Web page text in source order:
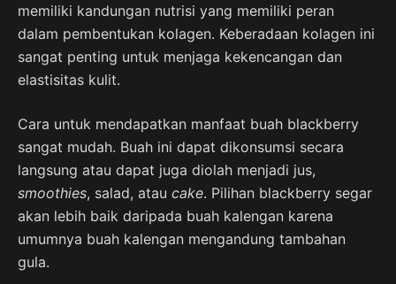
memiliki kandungan nutrisi yang memiliki peran
dalam pembentukan kolagen. Keberadaan kolagen ini
sangat penting untuk menjaga kekencangan dan
elastisitas kulit.
Cara untuk mendapatkan manfaat buah blackberry
sangat mudah. Buah ini dapat dikonsumsi secara
langsung atau dapat juga diolah menjadi jus,
smoothies, salad, atau cake. Pilihan blackberry segar
akan lebih baik daripada buah kalengan karena
umumnya buah kalengan mengandung tambahan
gula.